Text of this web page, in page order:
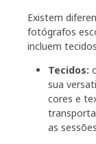
Existem
fotógrafos
incluem
Tecidos:
sua
cores e
as